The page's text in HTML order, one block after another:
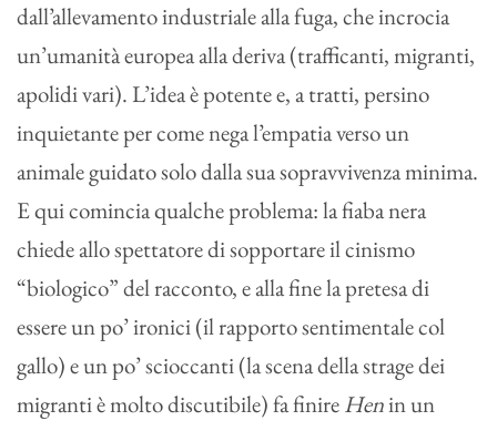
dall’allevamento industriale alla fuga, che incrocia
un’umanità europea alla deriva (trafficanti, migranti,
apolidi vari). L’idea è potente e, a tratti, persino
inquietante per come nega l’empatia verso un
animale guidato solo dalla sua sopravvivenza minima.
E qui comincia qualche problema: la fiaba nera
chiede allo spettatore di sopportare il cinismo
“biologico” del racconto, e alla fine la pretesa di
essere un po’ ironici (il rapporto sentimentale col
gallo) e un po’ scioccanti (la scena della strage dei
migranti è molto discutibile) fa finireHenin un